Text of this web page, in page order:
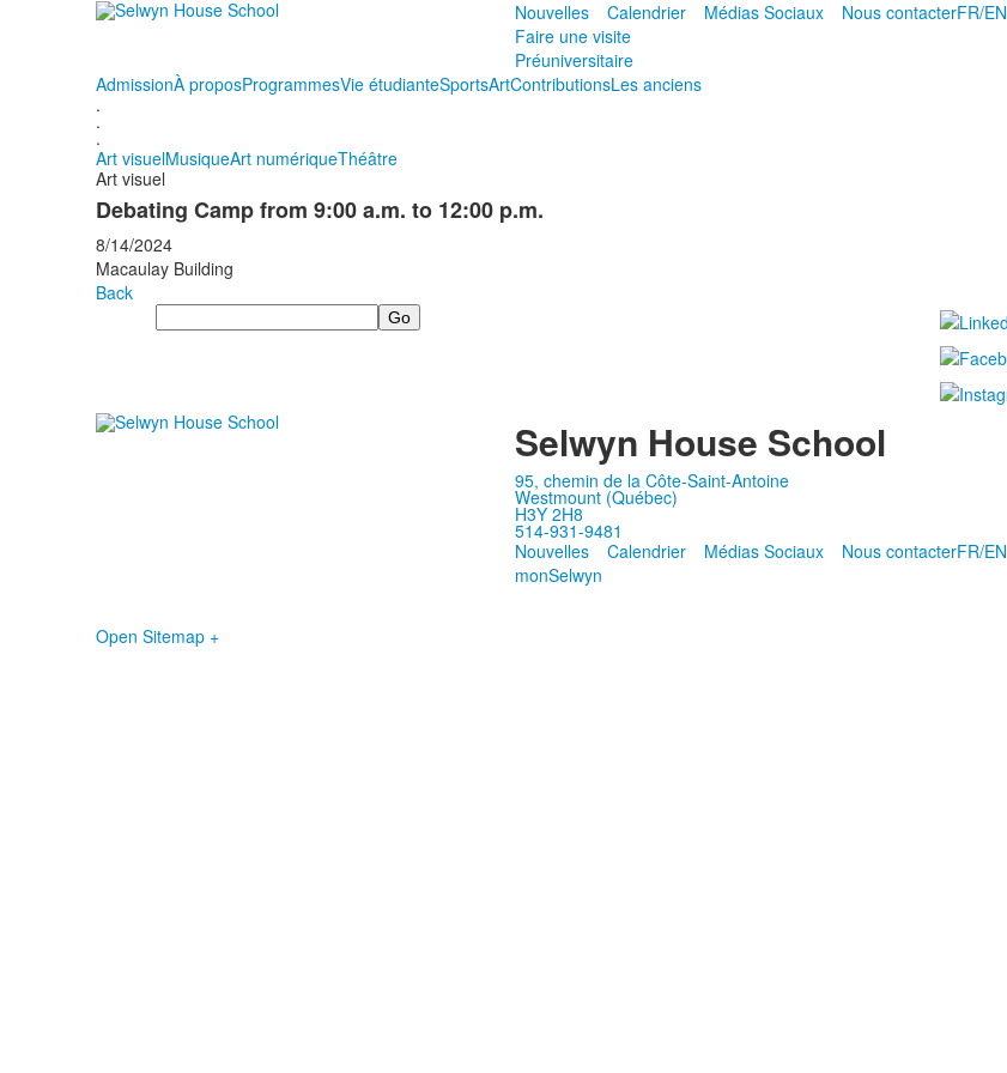
Nouvelles Calendrier Médias Sociaux Nous contacterFR/EN
Faire une visite
Préuniversitaire
AdmissionÀ proposProgrammesVie étudianteSportsArtContributionsLes anciens
.
.
.
Art visuelMusiqueArt numériqueThéâtre
Art visuel
Debating Camp from 9:00 a.m. to 12:00 p.m.
8/14/2024
Macaulay Building
Back
Search
Selwyn House School
95, chemin de la Côte-Saint-Antoine
Westmount (Québec)
H3Y 2H8
514-931-9481
Nouvelles
Calendrier Médias Sociaux Nous contacterFR/EN
monSelwyn
Open Sitemap +